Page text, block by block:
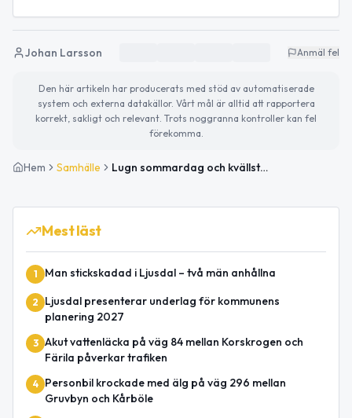
Johan Larsson Anmäl fel
Den här artikeln har producerats med stöd av automatiserade
system och externa datakällor. Vårt mål är alltid att rapportera
korrekt, sakligt och relevant. Trots noggranna kontroller kan fel
förekomma.
Hem Samhälle Lugn sommardag och kvällstips: Musik och naturupplevelser
Mest läst
1 Man stickskadad i Ljusdal – två män anhållna
2
Ljusdal presenterar underlag för kommunens
planering 2027
3 Akut vattenläcka på väg 84 mellan Korskrogen och
Färila påverkar trafiken
4
Personbil krockade med älg på väg 296 mellan
Gruvbyn och Kårböle